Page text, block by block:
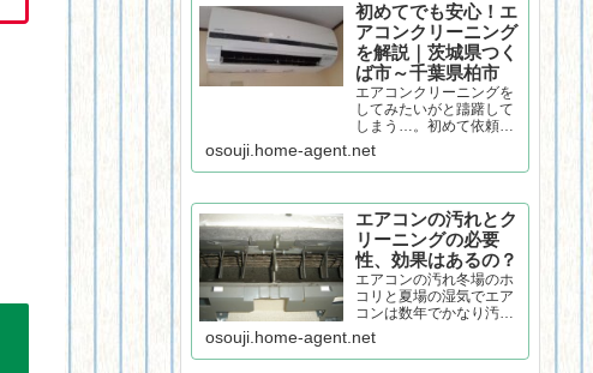
初めてでも安心！エ
アコンクリーニング
を解説｜茨城県つく
ば市～千葉県柏市
エアコンクリーニングを
してみたいがと躊躇して
しまう…。初めて依頼す
る方にとってはハードル
があるようです。そんな
方の不安が少しでも減る
載しました。茨城県南～
千葉県北でエアコンクリ
ーニングを手掛ける個人
店が解説いたします。
osouji.home-agent.net
エアコンの汚れとク
リーニングの必要
性、効果はあるの？
エアコンの汚れ冬場のホ
コリと夏場の湿気でエア
コンは数年でかなり汚れ
ます。特に猛暑の影響で
使用頻度は年々増え、ま
すます汚れる状況になっ
osouji.home-agent.net